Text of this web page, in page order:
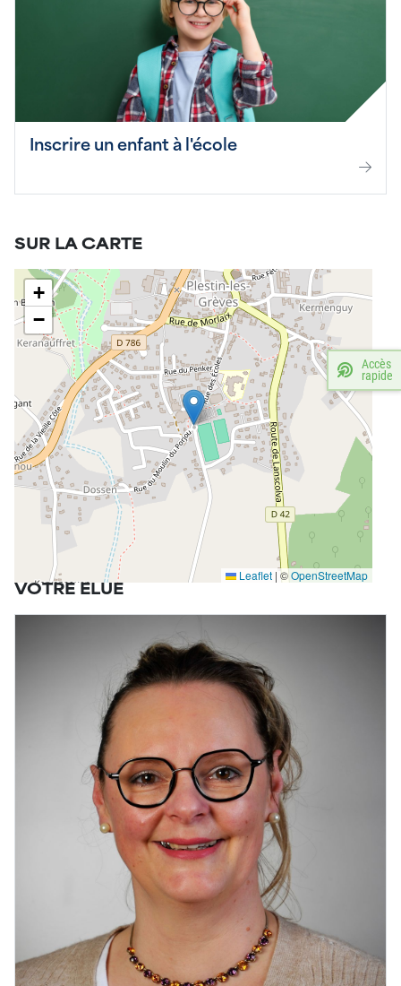
Inscrire un enfant à l'école
SUR LA CARTE
+
−
Leaflet | ©OpenStreetMap
VOTRE ÉLUE
Accès
rapide